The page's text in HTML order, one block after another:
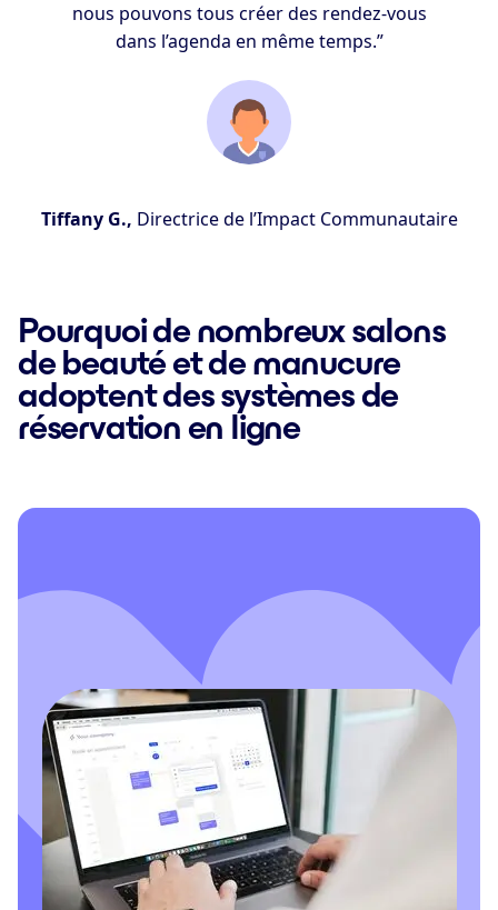
nous pouvons tous créer des rendez-vous
dans l’agenda en même temps.”
Tiffany G., Directrice de l’Impact Communautaire
Pourquoi de nombreux salons
de beauté et de manucure
adoptent des systèmes de
réservation en ligne